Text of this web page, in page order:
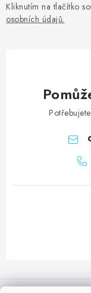
Kliknutím na tlačítko
osobních údajů.
á